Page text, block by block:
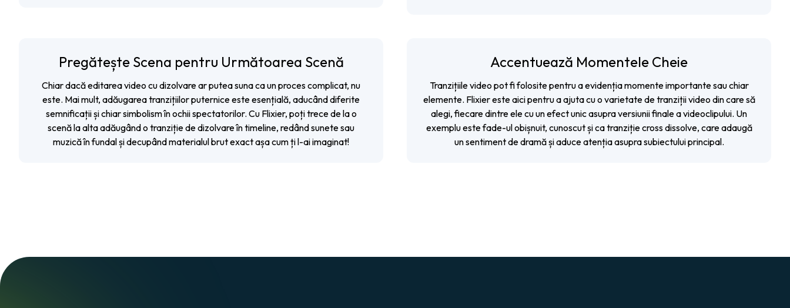
Pregătește Scena pentru Următoarea Scenă
Chiar dacă editarea video cu dizolvare ar putea suna ca un proces complicat, nu
este. Mai mult, adăugarea tranzițiilor puternice este esențială, aducând diferite
semnificații și chiar simbolism în ochii spectatorilor. Cu Flixier, poți trece de la o
scenă la alta adăugând o tranziție de dizolvare în timeline, redând sunete sau
muzică în fundal și decupând materialul brut exact așa cum ți l-ai imaginat!
Accentuează Momentele Cheie
Tranzițiile video pot fi folosite pentru a evidenția momente importante sau chiar
elemente. Flixier este aici pentru a ajuta cu o varietate de tranziții video din care să
alegi, fiecare dintre ele cu un efect unic asupra versiunii finale a videoclipului. Un
exemplu este fade-ul obișnuit, cunoscut și ca tranziție cross dissolve, care adaugă
un sentiment de dramă și aduce atenția asupra subiectului principal.